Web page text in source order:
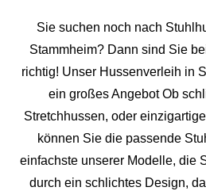
Sie suchen noch nach
Stammheim? Dann sind Sie
richtig! Unser Hussenverleih in
ein großes Angebot Ob
Stretchhussen, oder
können Sie die passende
einfachste unserer Modelle, die
durch ein schlichtes Design,